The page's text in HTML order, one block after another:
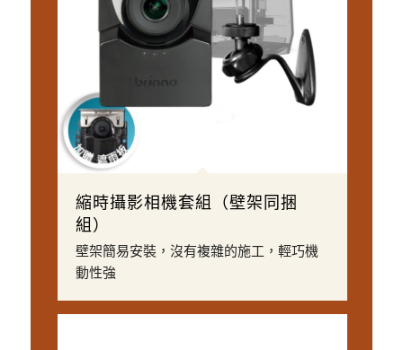
縮時攝影相機套組（壁架同捆
組）
壁架簡易安裝，沒有複雜的施工，輕巧機
動性強